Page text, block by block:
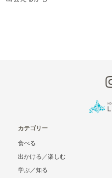
カテゴリー
食べる
出かける／楽しむ
学ぶ／知る